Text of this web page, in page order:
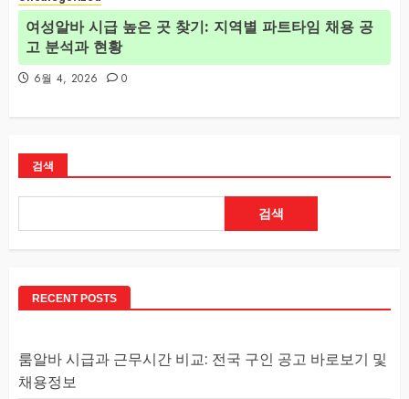
여성알바 시급 높은 곳 찾기: 지역별 파트타임 채용 공
고 분석과 현황
6월 4, 2026 0
검색
검색
RECENT POSTS
룸알바 시급과 근무시간 비교: 전국 구인 공고 바로보기 및
채용정보